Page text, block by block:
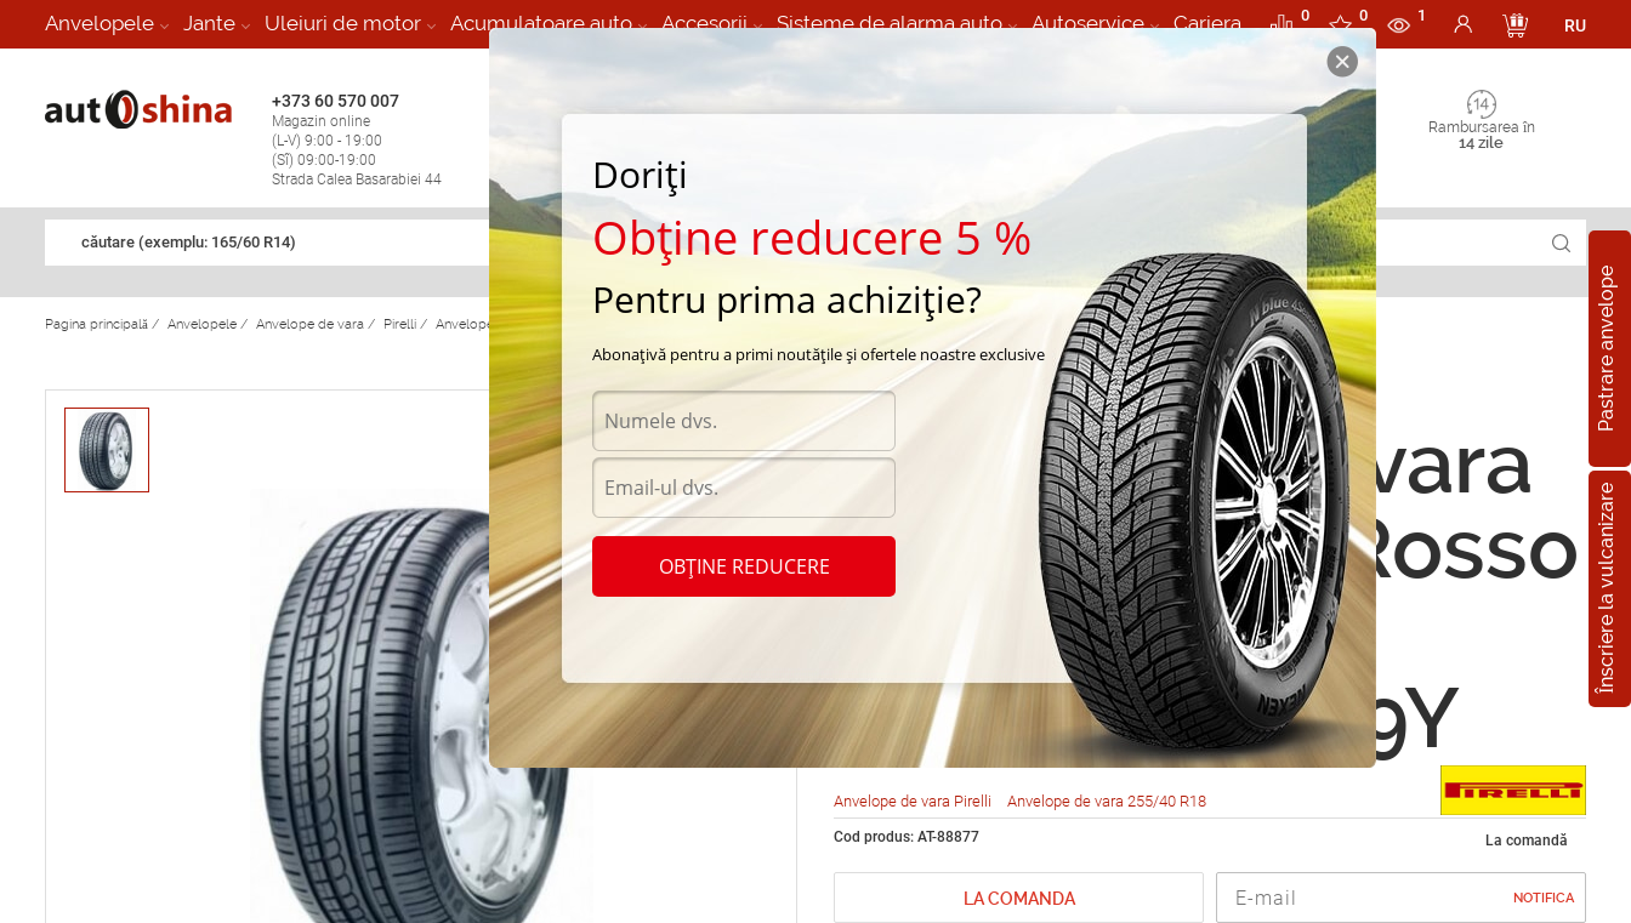
Anvelopele Jante Uleiuri de motor Acumulatoare auto Accesorii Sisteme de alarma auto Autoservice Cariera 0 0 1
RU
+373 60 570 007
Magazin online
(L-V) 9:00 - 19:00
(Sî) 09:00-19:00
Strada Calea Basarabiei 44
Vulcanizare Mobila 24/7 non
Rambursarea în
14 zile
căutare (exemplu: 165/60 R14)
Pastrare anvelope
Înscriere la vulcanizare
Pagina principală / Anvelopele / Anvelope de vara / Pirelli / Anvelope de vara Pirelli PZero Asimmetrico/ Pirelli PZero Rosso Asimmetrico 255/40 R18 99Y
Anvelope de vara
Pirelli PZero Rosso
Asimmetrico
255/40 R18 99Y
Anvelope de vara Pirelli Anvelope de vara 255/40 R18
Cod produs: AT-88877 La comandă
LA COMANDA NOTIFICA
Doriți
Obține reducere 5 %
Pentru prima achiziție?
Abonațivă pentru a primi noutățile și ofertele noastre exclusive
OBȚINE REDUCERE